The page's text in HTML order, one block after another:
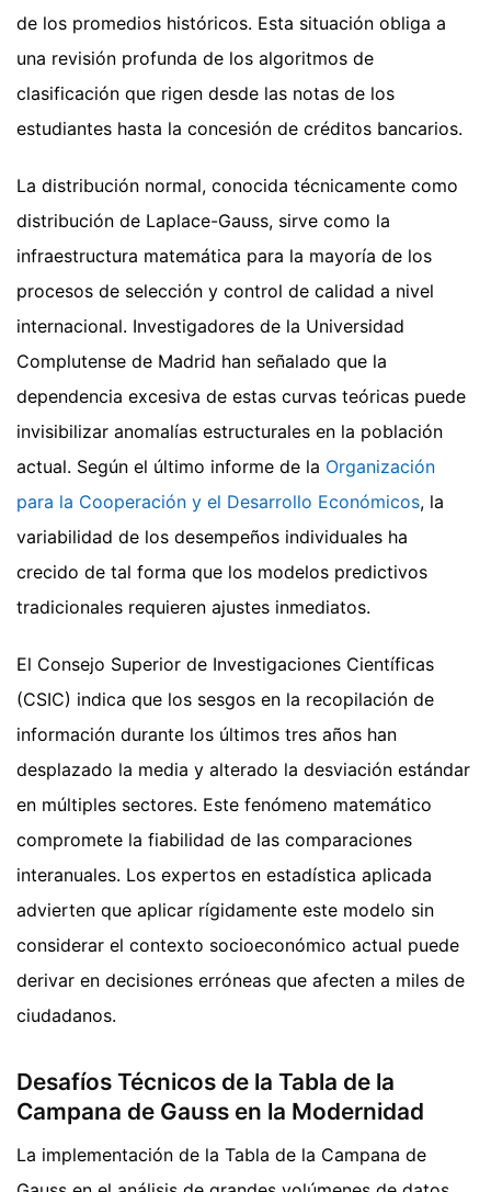
de los promedios históricos. Esta situación obliga a
una revisión profunda de los algoritmos de
clasificación que rigen desde las notas de los
estudiantes hasta la concesión de créditos bancarios.
La distribución normal, conocida técnicamente como
distribución de Laplace-Gauss, sirve como la
infraestructura matemática para la mayoría de los
procesos de selección y control de calidad a nivel
internacional. Investigadores de la Universidad
Complutense de Madrid han señalado que la
dependencia excesiva de estas curvas teóricas puede
invisibilizar anomalías estructurales en la población
actual. Según el último informe de la Organización
para la Cooperación y el Desarrollo Económicos, la
variabilidad de los desempeños individuales ha
crecido de tal forma que los modelos predictivos
tradicionales requieren ajustes inmediatos.
El Consejo Superior de Investigaciones Científicas
(CSIC) indica que los sesgos en la recopilación de
información durante los últimos tres años han
desplazado la media y alterado la desviación estándar
en múltiples sectores. Este fenómeno matemático
compromete la fiabilidad de las comparaciones
interanuales. Los expertos en estadística aplicada
advierten que aplicar rígidamente este modelo sin
considerar el contexto socioeconómico actual puede
derivar en decisiones erróneas que afecten a miles de
ciudadanos.
Desafíos Técnicos de la Tabla de la
Campana de Gauss en la Modernidad
La implementación de la Tabla de la Campana de